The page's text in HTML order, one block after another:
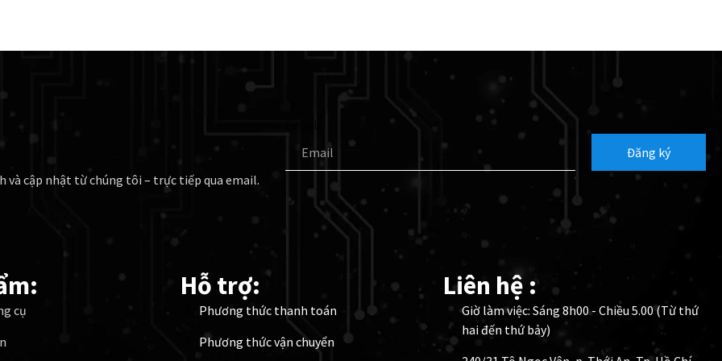
cập nhật từ chúng tôi – trực tiếp qua email.
Đăng ký
cụ
Hỗ trợ:
Phương thức thanh toán
Phương thức vận chuyển
Liên hệ :
Giờ làm việc: Sáng 8h00 - Chiều 5.00 (Từ thứ
hai đến thứ bảy)